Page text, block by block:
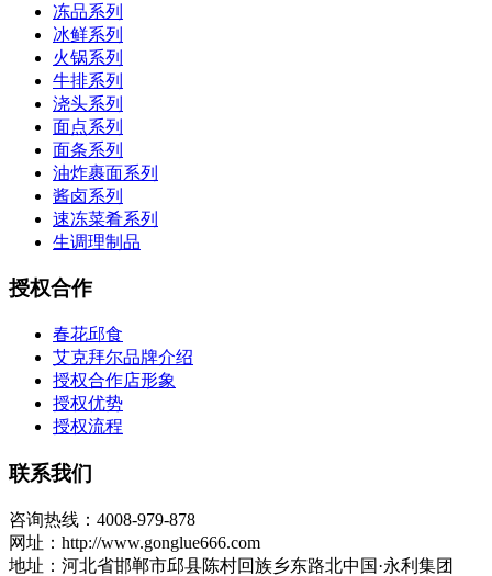
冻品系列
冰鲜系列
火锅系列
牛排系列
浇头系列
面点系列
面条系列
油炸裹面系列
酱卤系列
速冻菜肴系列
生调理制品
授权合作
春花邱食
艾克拜尔品牌介绍
授权合作店形象
授权优势
授权流程
联系我们
咨询热线：4008-979-878
网址：http://www.gonglue666.com
地址：河北省邯郸市邱县陈村回族乡东路北中国·永利集团